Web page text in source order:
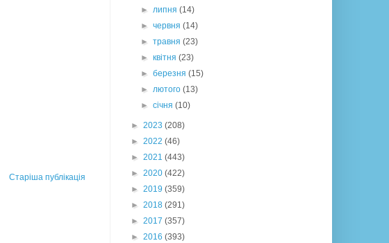
Старіша публікація
►липня(14)
►червня(14)
►травня(23)
►квітня(23)
►березня(15)
►лютого(13)
►січня(10)
► 2023 (208)
► 2022 (46)
► 2021 (443)
► 2020 (422)
► 2019 (359)
► 2018 (291)
► 2017 (357)
► 2016 (393)